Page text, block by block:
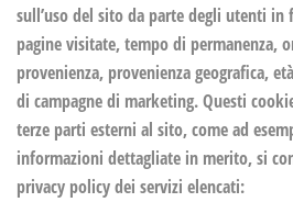
sull’uso del sito da parte degli utenti
pagine visitate, tempo di permanenza,
provenienza, provenienza geografica,
di campagne di marketing. Questi
terze parti esterni al sito, come ad
informazioni dettagliate in merito, si
privacy policy dei servizi elencati: